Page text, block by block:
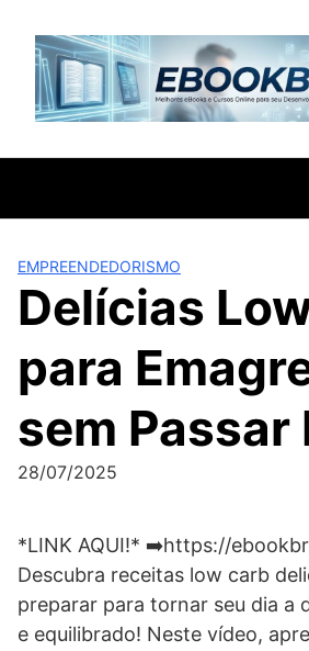
para
conteúdo
EMPREENDEDORISMO
Delícias
para
sem Passar
28/07/2025
*LINK AQUI!* ➡️https://
Descubra receitas low carb
preparar para tornar seu dia a
e equilibrado! Neste vídeo,